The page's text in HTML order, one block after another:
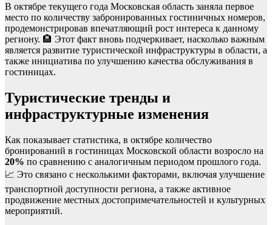
В октябре текущего года Московская область заняла первое
место по количеству забронированных гостиничных номеров,
продемонстрировав впечатляющий рост интереса к данному
региону. 🏨 Этот факт вновь подчеркивает, насколько важным
является развитие туристической инфраструктуры в области, а
также инициатива по улучшению качества обслуживания в
гостиницах.
Туристические тренды и
инфраструктурные изменения
Как показывает статистика, в октябре количество
бронирований в гостиницах Московской области возросло на
20% по сравнению с аналогичным периодом прошлого года.
📈 Это связано с несколькими факторами, включая улучшение
транспортной доступности региона, а также активное
продвижение местных достопримечательностей и культурных
мероприятий.